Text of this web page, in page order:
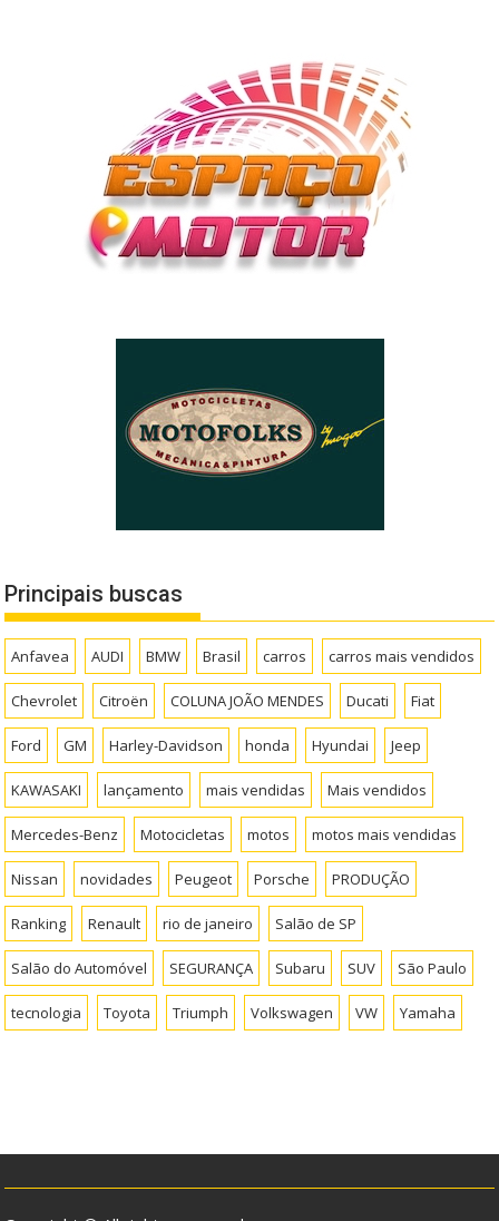
Principais buscas
Anfavea AUDI BMW Brasil carros carros mais vendidos
Chevrolet Citroën COLUNA JOÃO MENDES Ducati Fiat
Ford GM Harley-Davidson honda Hyundai Jeep
KAWASAKI lançamento mais vendidas Mais vendidos
Mercedes-Benz Motocicletas motos motos mais vendidas
Nissan novidades Peugeot Porsche PRODUÇÃO
Ranking Renault rio de janeiro Salão de SP
Salão do Automóvel SEGURANÇA Subaru SUV São Paulo
tecnologia Toyota Triumph Volkswagen VW Yamaha